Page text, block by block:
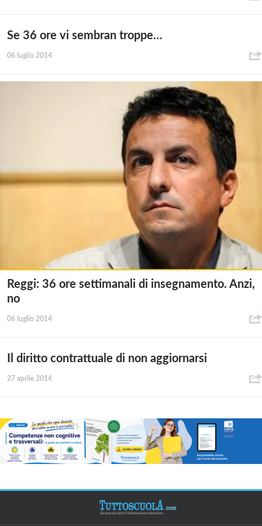
Se 36 ore vi sembran troppe…
06 luglio 2014
Reggi: 36 ore settimanali di insegnamento. Anzi,
no
06 luglio 2014
Il diritto contrattuale di non aggiornarsi
27 aprile 2014